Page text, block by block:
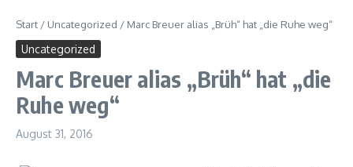
Start / Uncategorized / Marc Breuer alias „Brüh“ hat „die Ruhe weg“
Uncategorized
Marc Breuer alias „Brüh“ hat „die
Ruhe weg“
August 31, 2016